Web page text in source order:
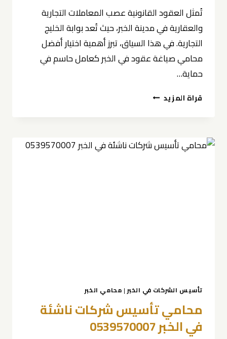
تُمثل العقود القانونية عصب المعاملات التجارية
والعقارية في مدينة الخبر، حيث تُعد بوابة الخليج
التجارية. في هذا السياق، تبرز أهمية اختيار أفضل
محامي صياغة عقود في الخبر كعامل حاسم في
حماية…
قراة المزيد أفضل
في
تأسيس الشركات في الخبر| محامي الخبر
محامي تأسيس شركات ناشئة
في الخبر 0539570007